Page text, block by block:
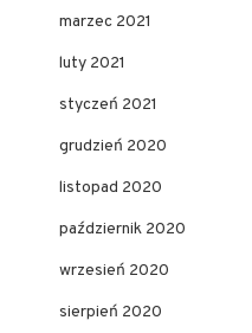
marzec 2021
luty 2021
styczeń 2021
grudzień 2020
listopad 2020
październik 2020
wrzesień 2020
sierpień 2020